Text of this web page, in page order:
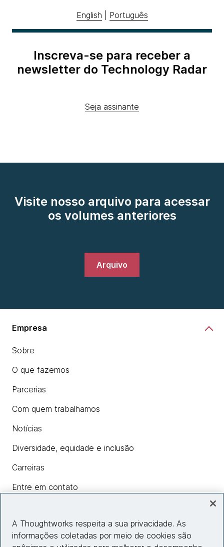
English Português
Inscreva-se para receber a
newsletter do Technology Radar
Seja assinante
Visite nosso arquivo para acessar
os volumes anteriores
Arquivo
Empresa
Sobre
O que fazemos
Parcerias
Com quem trabalhamos
Notícias
Diversidade, equidade e inclusão
Carreiras
Entre em contato
Insights
A Thoughtworks respeita a sua privacidade. As
informações coletadas por meio de cookies são